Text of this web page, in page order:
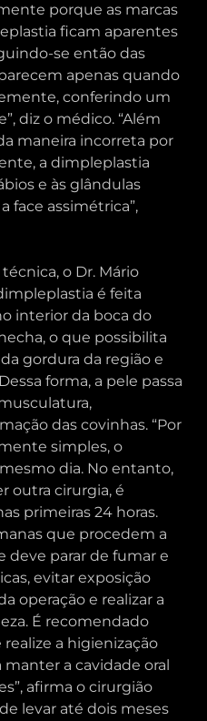
porque as marcas
ficam aparentes
se então das
apenas quando
conferindo um
diz o médico. “Além
maneira incorreta por
a dimpleplastia
e às glândulas
face assimétrica”,
o Dr. Mário
é feita
interior da boca do
o que possibilita
gordura da região e
forma, a pele passa
das covinhas. “Por
simples, o
dia. No entanto,
outra cirurgia, é
primeiras 24 horas.
que procedem a
deve parar de fumar e
evitar exposição
operação e realizar a
É recomendado
a higienização
a cavidade oral
afirma o cirurgião
levar até dois meses